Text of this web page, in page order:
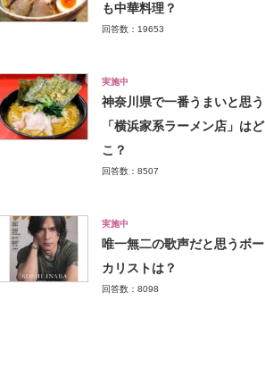
も中華料理？
回答数：19653
実施中
神奈川県で一番うまいと思う
「横浜家系ラーメン店」はど
こ？
回答数：8507
実施中
唯一無二の歌声だと思うボー
カリストは？
回答数：8098